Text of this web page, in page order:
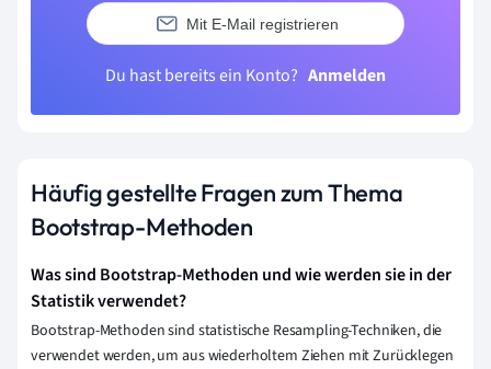
Mit E-Mail registrieren
Du hast bereits ein Konto? Anmelden
Häufig gestellte Fragen zum Thema
Bootstrap-Methoden
Was sind Bootstrap-Methoden und wie werden sie in der
Statistik verwendet?
Bootstrap-Methoden sind statistische Resampling-Techniken, die
verwendet werden, um aus wiederholtem Ziehen mit Zurücklegen